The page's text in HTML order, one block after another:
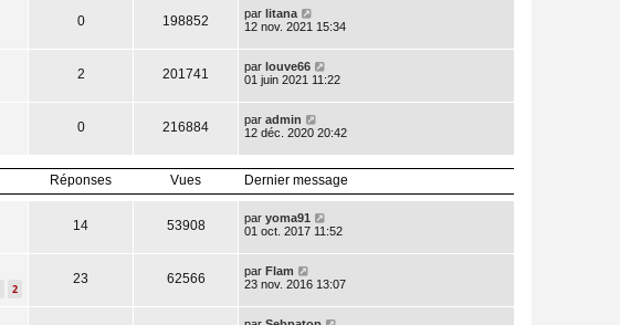
0 198852 par litana
12 nov. 2021 15:34
2 201741 par louve66
01 juin 2021 11:22
0 216884 par admin
12 déc. 2020 20:42
Réponses Vues Dernier message
14 53908 par yoma91
01 oct. 2017 11:52
2
23 62566 par Flam
23 nov. 2016 13:07